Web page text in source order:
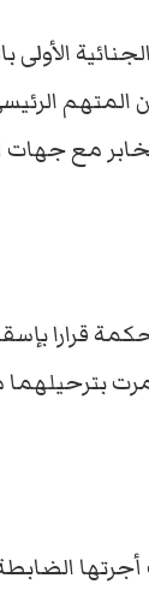
مع جهات
قرارا